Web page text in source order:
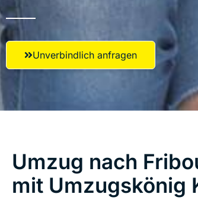
Unverbindlich anfragen
Umzug nach
mit Umzugskönig